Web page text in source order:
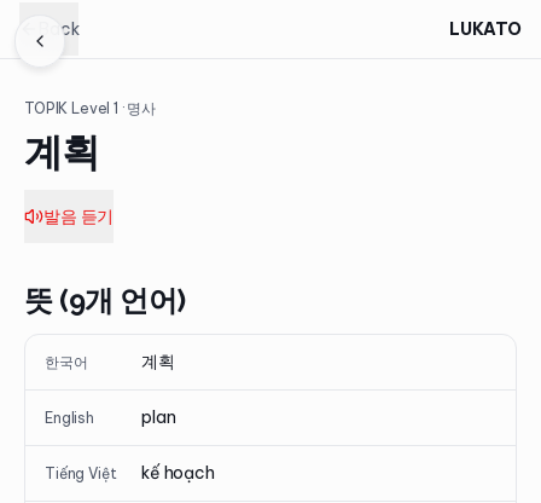
Back LUKATO
TOPIK Level1 · 명사
계획
발음 듣기
뜻 (9개 언어)
한국어 계획
English plan
Tiếng Việt kế hoạch